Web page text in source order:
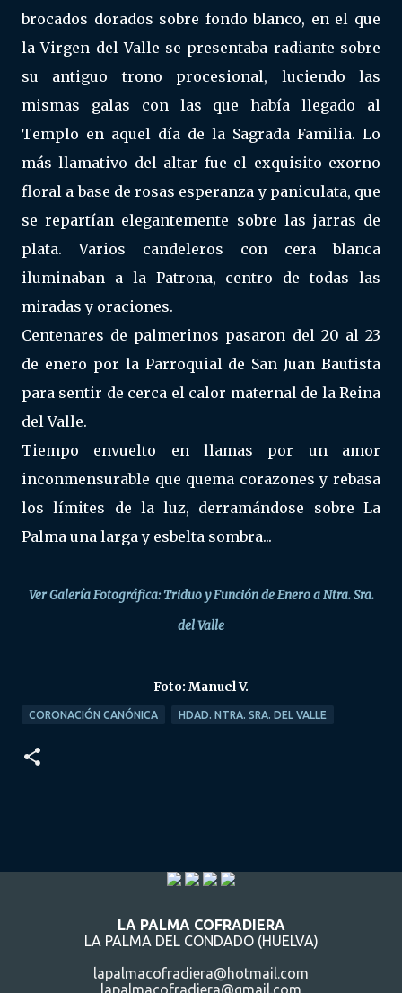
brocados dorados sobre fondo blanco, en el que
la Virgen del Valle se presentaba radiante sobre
su antiguo trono procesional, luciendo las
mismas galas con las que había llegado al
Templo en aquel día de la Sagrada Familia. Lo
más llamativo del altar fue el exquisito exorno
floral a base de rosas esperanza y paniculata, que
se repartían elegantemente sobre las jarras de
plata. Varios candeleros con cera blanca
iluminaban a la Patrona, centro de todas las
miradas y oraciones.
Centenares de palmerinos pasaron del 20 al 23
de enero por la Parroquial de San Juan Bautista
para sentir de cerca el calor maternal de la Reina
del Valle.
Tiempo envuelto en llamas por un amor
inconmensurable que quema corazones y rebasa
los límites de la luz, derramándose sobre La
Palma una larga y esbelta sombra...
Ver Galería Fotográfica: Triduo y Función de Enero a Ntra. Sra.
del Valle
Foto: Manuel V.
CORONACIÓN CANÓNICA HDAD. NTRA. SRA. DEL VALLE
LA PALMA COFRADIERA
LA PALMA DEL CONDADO (HUELVA)
lapalmacofradiera@hotmail.com
lapalmacofradiera@gmail.com